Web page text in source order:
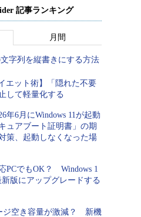
記事ランキング
月間
字列を縦書きにする方法
イエット術】「隠れた不要
して軽量化する
年6月にWindows 11が起動
アブート証明書」の期
策、起動しなくなった場
PCでもOK？ Windows 1
新版にアップグレードする
ジ空き容量が激減？ 新機